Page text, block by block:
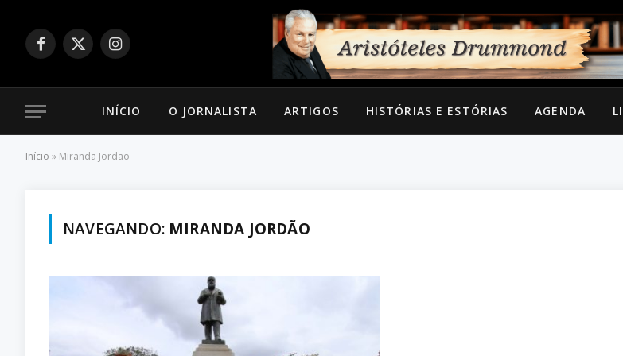
Facebook
X
Instagram
INÍCIO O JORNALISTA ARTIGOS HISTÓRIAS E ESTÓRIAS AGENDA
Início » Miranda Jordão
NAVEGANDO: MIRANDA JORDÃO